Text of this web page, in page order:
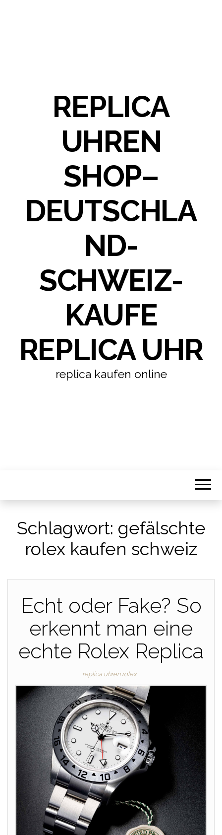
REPLICA
UHREN
SHOP–
DEUTSCHLA
ND-
SCHWEIZ-
KAUFE
REPLICA UHR
replica kaufen online
Schlagwort: gefälschte
rolex kaufen schweiz
Echt oder Fake? So
erkennt man eine
echte Rolex Replica
replica uhren rolex